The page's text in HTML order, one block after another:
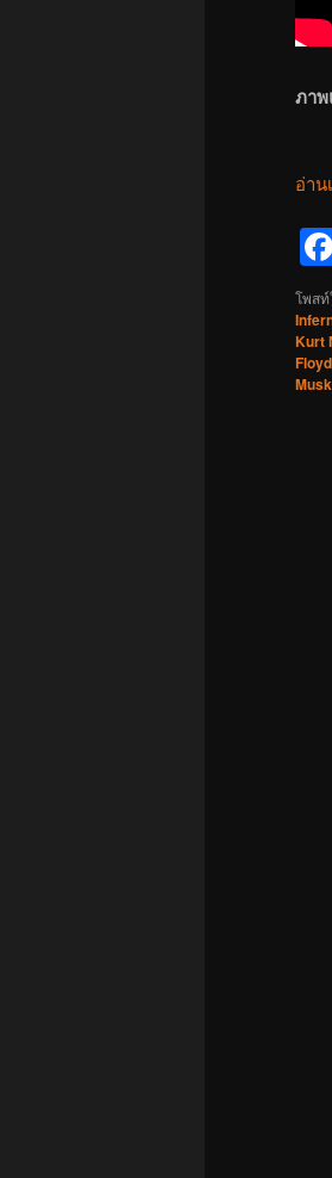
ภา
อ่าน
โพส
Kurt
Floyd
Musk